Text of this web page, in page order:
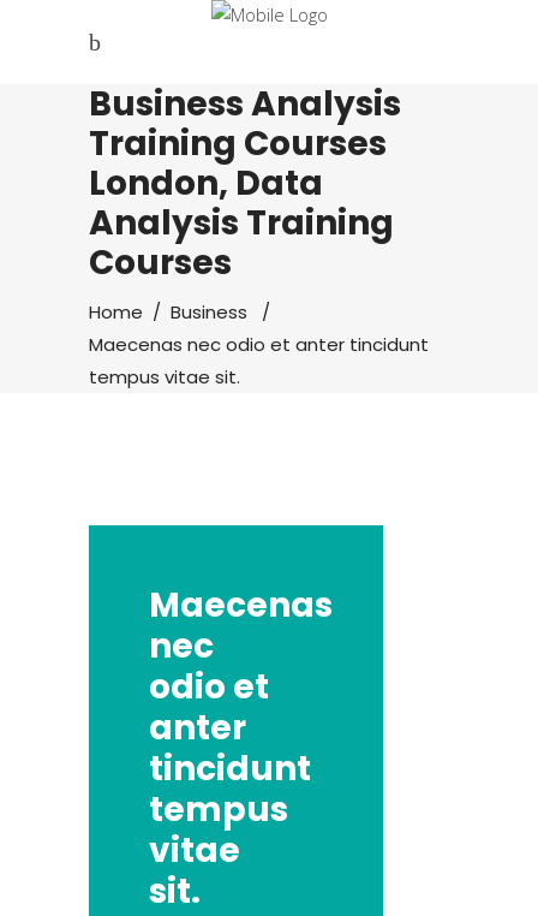
Business Analysis
Training Courses
London, Data
Analysis Training
Courses
Home / Business
/
Maecenas nec odio et anter tincidunt
tempus vitae sit.
Maecenas
nec
odio et
anter
tincidunt
tempus
vitae
sit.